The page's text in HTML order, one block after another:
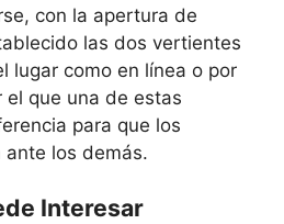
con la apertura de
las dos vertientes
lugar como en línea o por
que una de estas
para que los
los demás.
Interesar